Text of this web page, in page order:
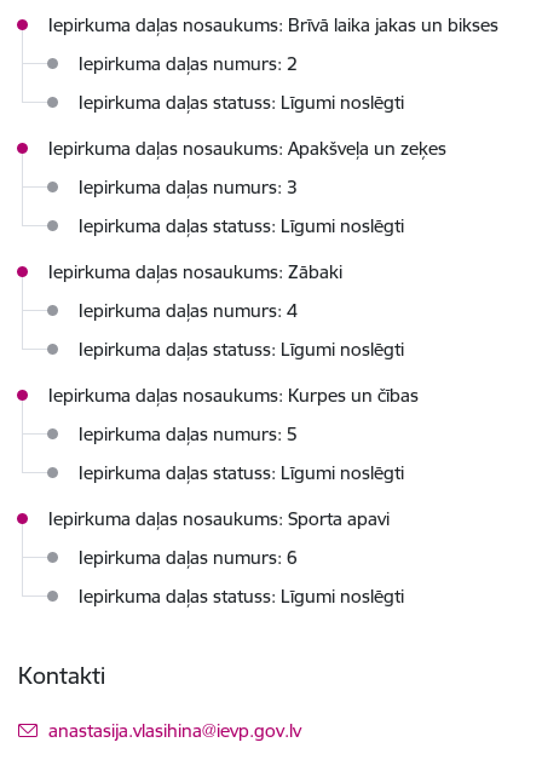
Iepirkuma daļas nosaukums: Brīvā laika jakas un bikses
Iepirkuma daļas numurs: 2
Iepirkuma daļas statuss: Līgumi noslēgti
Iepirkuma daļas nosaukums: Apakšveļa un zeķes
Iepirkuma daļas numurs: 3
Iepirkuma daļas statuss: Līgumi noslēgti
Iepirkuma daļas nosaukums: Zābaki
Iepirkuma daļas numurs: 4
Iepirkuma daļas statuss: Līgumi noslēgti
Iepirkuma daļas nosaukums: Kurpes un čības
Iepirkuma daļas numurs: 5
Iepirkuma daļas statuss: Līgumi noslēgti
Iepirkuma daļas nosaukums: Sporta apavi
Iepirkuma daļas numurs: 6
Iepirkuma daļas statuss: Līgumi noslēgti
Kontakti
E-pasts:
anastasija.vlasihina@ievp.gov.lv